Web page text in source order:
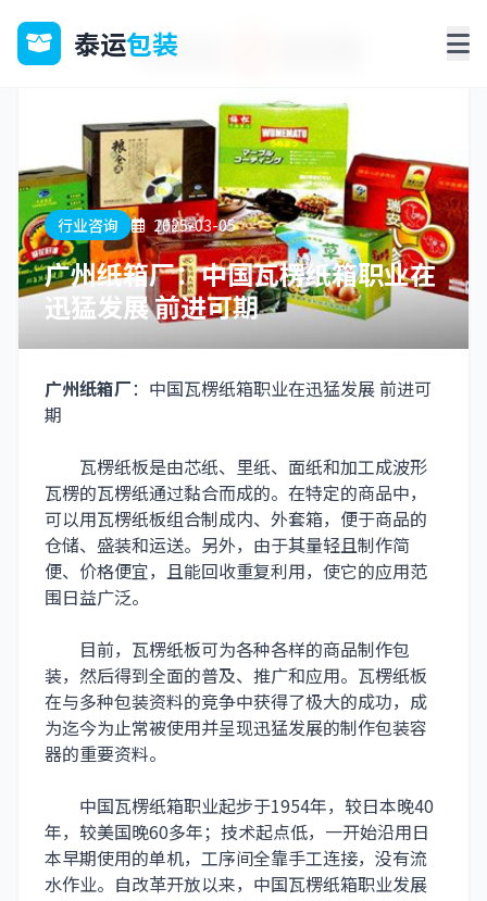
泰运包装
行业咨询 2025-03-05
广州纸箱厂：中国瓦楞纸箱职业在
迅猛发展 前进可期
广州纸箱厂：中国瓦楞纸箱职业在迅猛发展 前进可
期
瓦楞纸板是由芯纸、里纸、面纸和加工成波形
瓦楞的瓦楞纸通过黏合而成的。在特定的商品中，
可以用瓦楞纸板组合制成内、外套箱，便于商品的
仓储、盛装和运送。另外，由于其量轻且制作简
便、价格便宜，且能回收重复利用，使它的应用范
围日益广泛。
目前，瓦楞纸板可为各种各样的商品制作包
装，然后得到全面的普及、推广和应用。瓦楞纸板
在与多种包装资料的竞争中获得了极大的成功，成
为迄今为止常被使用并呈现迅猛发展的制作包装容
器的重要资料。
中国瓦楞纸箱职业起步于1954年，较日本晚40
年，较美国晚60多年；技术起点低，一开始沿用日
本早期使用的单机，工序间全靠手工连接，没有流
水作业。自改革开放以来，中国瓦楞纸箱职业发展